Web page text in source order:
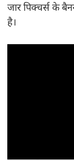
जार पिक्चर्स के
है।